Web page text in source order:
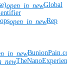
open_in_newGlobal
open_in_newRep